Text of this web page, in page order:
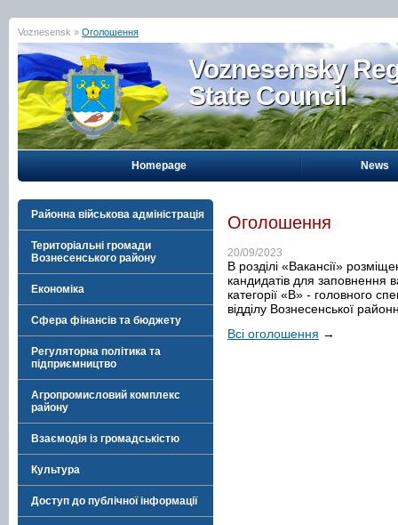
Voznesensk » Оголошення
Voznesensky
State Council
Homepage News
Районна військова адміністрація
Територіальні громади
Вознесенського району
Економіка
Сфера фінансів та бюджету
Регуляторна політика та
підприємництво
Агропромисловий комплекс
району
Взаємодія із громадськістю
Культура
Доступ до публічної інформації
Оголошення
20/09/2023
В розділі «Вакансії»
кандидатів для заповнення
категорії «В» - головного
відділу Вознесенської
Всі оголошення →